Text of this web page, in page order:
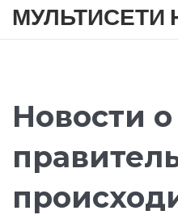
МУЛЬТИСЕТИ
Новости о